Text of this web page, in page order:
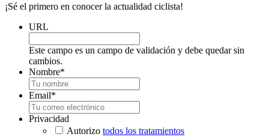
¡Sé el primero en conocer la actualidad ciclista!
URL
Este campo es un campo de validación y debe quedar sin
cambios.
Nombre*
Email*
Privacidad
Autorizo todos los tratamientos